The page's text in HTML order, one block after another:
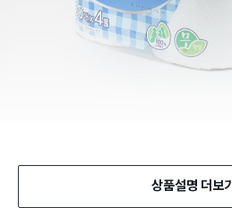
상품설명 더보기